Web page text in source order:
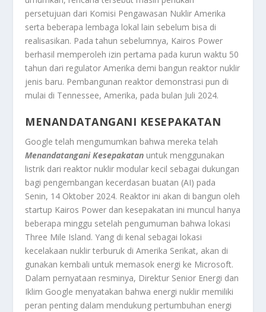
persetujuan dari Komisi Pengawasan Nuklir Amerika
serta beberapa lembaga lokal lain sebelum bisa di
realisasikan. Pada tahun sebelumnya, Kairos Power
berhasil memperoleh izin pertama pada kurun waktu 50
tahun dari regulator Amerika demi bangun reaktor nuklir
jenis baru. Pembangunan reaktor demonstrasi pun di
mulai di Tennessee, Amerika, pada bulan Juli 2024.
MENANDATANGANI KESEPAKATAN
Google telah mengumumkan bahwa mereka telah
Menandatangani Kesepakatan untuk menggunakan
listrik dari reaktor nuklir modular kecil sebagai dukungan
bagi pengembangan kecerdasan buatan (AI) pada
Senin, 14 Oktober 2024. Reaktor ini akan di bangun oleh
startup Kairos Power dan kesepakatan ini muncul hanya
beberapa minggu setelah pengumuman bahwa lokasi
Three Mile Island. Yang di kenal sebagai lokasi
kecelakaan nuklir terburuk di Amerika Serikat, akan di
gunakan kembali untuk memasok energi ke Microsoft.
Dalam pernyataan resminya, Direktur Senior Energi dan
Iklim Google menyatakan bahwa energi nuklir memiliki
peran penting dalam mendukung pertumbuhan energi